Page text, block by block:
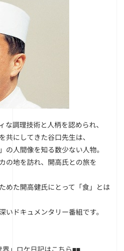
調理技術と人柄を認められ、
共にしてきた谷口先生は、
の人間像を知る数少ない人物。
の地を訪れ、開高氏との旅を
めた開高健氏にとって「食」とは
ドキュメンタリー番組です。
界」ロケ日記はこちら■■